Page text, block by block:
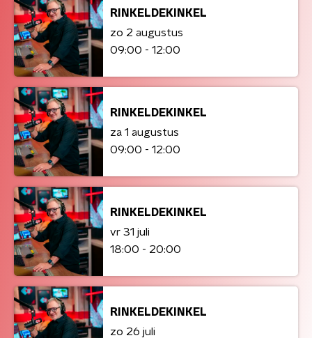
RINKELDEKINKEL
zo 2 augustus
09:00 - 12:00
RINKELDEKINKEL
za 1 augustus
09:00 - 12:00
RINKELDEKINKEL
vr 31 juli
18:00 - 20:00
RINKELDEKINKEL
zo 26 juli